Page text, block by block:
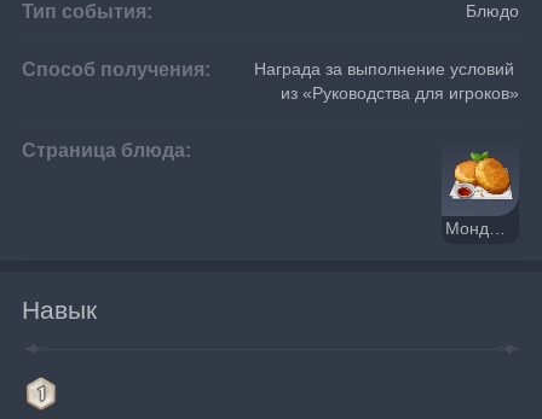
Тип события: Блюдо
Способ получения:
Награда за выполнение условий
из «Руководства для игроков»
Страница блюда:
Мондштадтские оладушки
Навык